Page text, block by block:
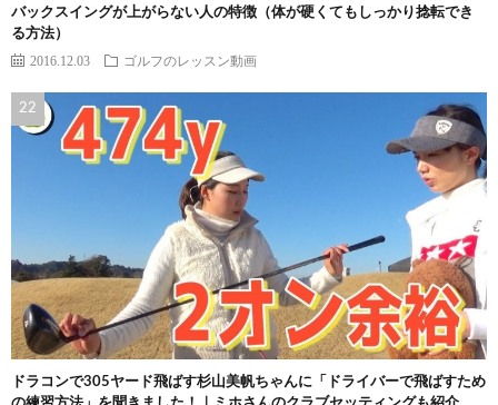
バックスイングが上がらない人の特徴（体が硬くてもしっかり捻転でき
る方法）
2016.12.03 ゴルフのレッスン動画
ドラコンで305ヤード飛ばす杉山美帆ちゃんに「ドライバーで飛ばすため